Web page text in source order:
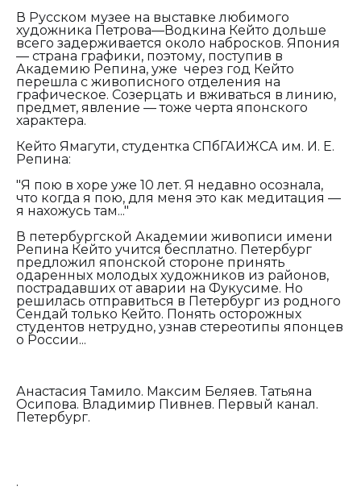
В Русском музее на выставке любимого
художника Петрова—Водкина Кейто дольше
всего задерживается около набросков. Япония
— страна графики, поэтому, поступив в
Академию Репина, уже через год Кейто
перешла с живописного отделения на
графическое. Созерцать и вживаться в линию,
предмет, явление — тоже черта японского
характера.
Кейто Ямагути, студентка СПбГАИЖСА им. И. Е.
Репина:
"Я пою в хоре уже 10 лет. Я недавно осознала,
что когда я пою, для меня это как медитация —
я нахожусь там..."
В петербургской Академии живописи имени
Репина Кейто учится бесплатно. Петербург
предложил японской стороне принять
одаренных молодых художников из районов,
пострадавших от аварии на Фукусиме. Но
решилась отправиться в Петербург из родного
Сендай только Кейто. Понять осторожных
студентов нетрудно, узнав стереотипы японцев
о России...
Анастасия Тамило. Максим Беляев. Татьяна
Осипова. Владимир Пивнев. Первый канал.
Петербург.
.